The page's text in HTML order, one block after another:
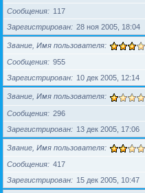
Сообщения
117
Зарегистрирован
28 ноя 2005, 18:04
Звание, Имя пользователя
Сообщения
955
Зарегистрирован
10 дек 2005, 12:14
Звание, Имя пользователя
Сообщения
296
Зарегистрирован
13 дек 2005, 17:06
Звание, Имя пользователя
Сообщения
417
Зарегистрирован
15 дек 2005, 10:47